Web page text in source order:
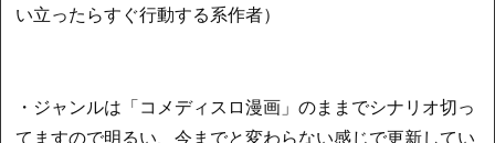
い立ったらすぐ行動する系作者）
・ジャンルは「コメディスロ漫画」のままでシナリオ切っ
てますので明るい、今までと変わらない感じで更新してい